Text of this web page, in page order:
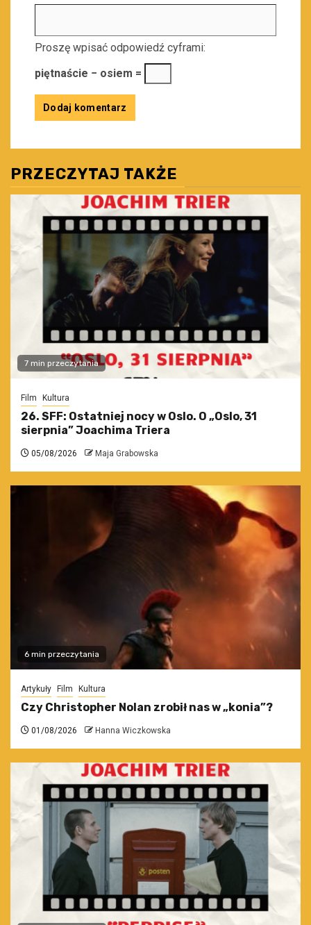
Proszę wpisać odpowiedź cyframi:
piętnaście − osiem =
PRZECZYTAJ TAKŻE
7 min przeczytania
Film Kultura
26. SFF: Ostatniej nocy w Oslo. O „Oslo, 31
sierpnia” Joachima Triera
05/08/2026 Maja Grabowska
6 min przeczytania
Artykuły Film Kultura
Czy Christopher Nolan zrobił nas w „konia”?
01/08/2026 Hanna Wiczkowska